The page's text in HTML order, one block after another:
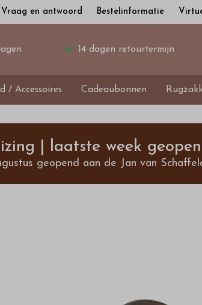
Vraag en antwoord Bestelinformatie
14 dagen retourtermijn
/ Accessoires Cadeaubonnen
| laatste week
geopend aan de Jan van